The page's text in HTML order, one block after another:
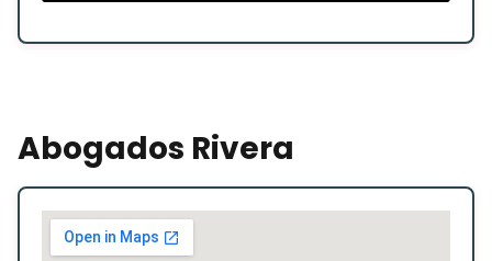
Abogados Rivera